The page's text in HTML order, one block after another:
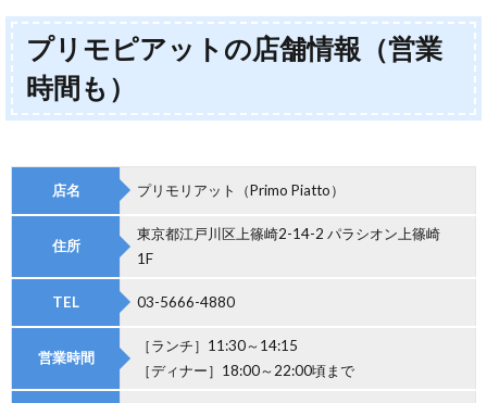
プリモピアットの店舗情報（営業
時間も）
店名 プリモリアット（Primo Piatto）
住所
東京都江戸川区上篠崎2-14-2 パラシオン上篠崎
1F
TEL 03-5666-4880
営業時間
［ランチ］11:30～14:15
［ディナー］18:00～22:00頃まで